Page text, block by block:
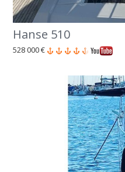
Hanse 510
528 000 €